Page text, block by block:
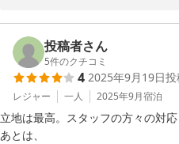
次回、名古屋へお越しの際にも
ございます。
またのご来館を、スタッフ一同
コンフォートイン名古屋栄駅前
2025-11-20
す。
文面より快適にお過ごしいただ
じます。
名古屋名物のエビフライサンドも
よりでございました。
投稿者さん
5件のクチコミ
4 2025年9月19日
レジャー 一人 2025年9月宿泊
立地は最高。スタッフの方々の対
あとは、